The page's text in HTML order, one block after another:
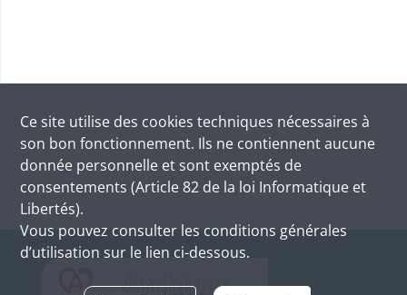
Ce site utilise des cookies techniques nécessaires à
son bon fonctionnement. Ils ne contiennent aucune
donnée personnelle et sont exemptés de
consentements (Article 82 de la loi Informatique et
Libertés).
Vous pouvez consulter les conditions générales
d’utilisation sur le lien ci-dessous.